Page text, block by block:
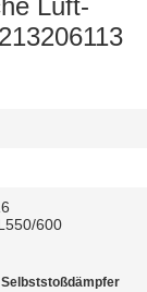
Luft-
600
Selbststoßdämpfer